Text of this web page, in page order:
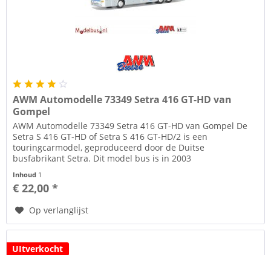
AWM Automodelle 73349 Setra 416 GT-HD van
Gompel
AWM Automodelle 73349 Setra 416 GT-HD van Gompel De
Setra S 416 GT-HD of Setra S 416 GT-HD/2 is een
touringcarmodel, geproduceerd door de Duitse
busfabrikant Setra. Dit model bus is in 2003
Inhoud 1
€ 22,00 *
Op verlanglijst
UItverkocht